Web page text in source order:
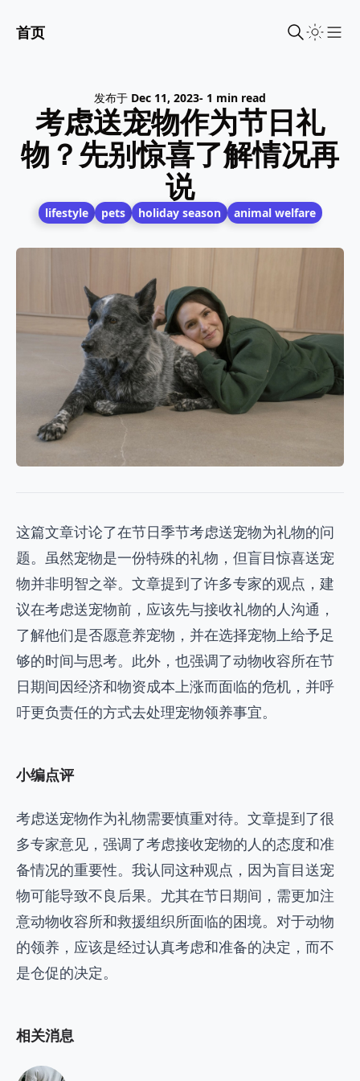
首页
发布于 Dec 11, 2023- 1 min read
考虑送宠物作为节日礼
物？先别惊喜了解情况再
说
lifestyle pets holiday season animal welfare
这篇文章讨论了在节日季节考虑送宠物为礼物的问
题。虽然宠物是一份特殊的礼物，但盲目惊喜送宠
物并非明智之举。文章提到了许多专家的观点，建
议在考虑送宠物前，应该先与接收礼物的人沟通，
了解他们是否愿意养宠物，并在选择宠物上给予足
够的时间与思考。此外，也强调了动物收容所在节
日期间因经济和物资成本上涨而面临的危机，并呼
吁更负责任的方式去处理宠物领养事宜。
小编点评
考虑送宠物作为礼物需要慎重对待。文章提到了很
多专家意见，强调了考虑接收宠物的人的态度和准
备情况的重要性。我认同这种观点，因为盲目送宠
物可能导致不良后果。尤其在节日期间，需更加注
意动物收容所和救援组织所面临的困境。对于动物
的领养，应该是经过认真考虑和准备的决定，而不
是仓促的决定。
相关消息